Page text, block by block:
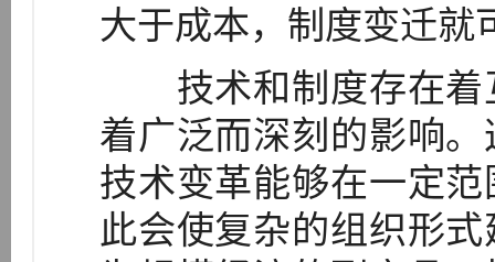
大于成本，制度变迁就
技术和制度存在着
着广泛而深刻的影响
技术变革能够在一定
此会使复杂的组织形